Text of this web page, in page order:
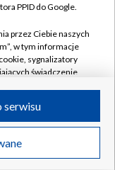
likwidacji
PPID do Google.
przez Ciebie naszych
w tym informacje
sygnalizatory
świadczenie
przez Ciebie
IP, identyfikatory
serwisu